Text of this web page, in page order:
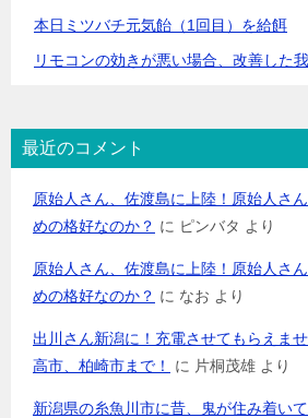
本日ミツバチ元気飴（1回目）を給餌
リモコンの効きが悪い場合、改善した
最近のコメント
原始人さん、佐渡島に上陸！原始人さ
めの格好なのか？ に ピンバタ より
原始人さん、佐渡島に上陸！原始人さ
めの格好なのか？ に なお より
出川さん新潟に！充電させてもらえま
高市、柏崎市まで！
に 片桐茂雄 より
新潟県の糸魚川市に昔、鬼が住み着い